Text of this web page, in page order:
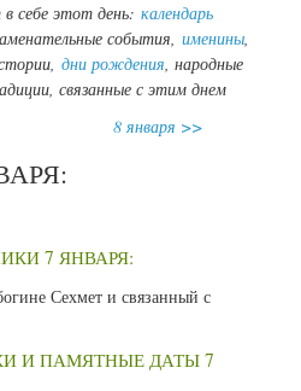
себе этот день: календарь
события, именины,
дни рождения, народные
связанные с этим днем
8 января >>
7 ЯНВАРЯ:
Сехмет и связанный с
И ПАМЯТНЫЕ ДАТЫ 7